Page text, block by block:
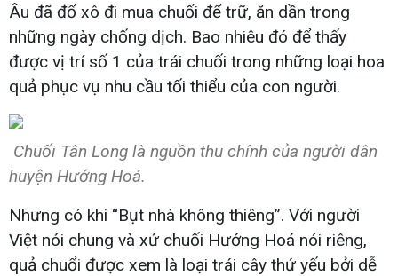
Âu đã đổ xô đi mua chuối để trữ, ăn dần trong
những ngày chống dịch. Bao nhiêu đó để thấy
được vị trí số 1 của trái chuối trong những loại hoa
quả phục vụ nhu cầu tối thiểu của con người.
Chuối Tân Long là nguồn thu chính của người dân
huyện Hướng Hoá.
Nhưng có khi “Bụt nhà không thiêng”. Với người
Việt nói chung và xứ chuối Hướng Hoá nói riêng,
quả chuổi được xem là loại trái cây thứ yếu bởi dễ